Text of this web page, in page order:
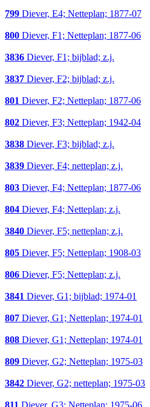
799 Diever, E4; Netteplan; 1877-07
800 Diever, F1; Netteplan; 1877-06
3836 Diever, F1; bijblad; z.j.
3837 Diever, F2; bijblad; z.j.
801 Diever, F2; Netteplan; 1877-06
802 Diever, F3; Netteplan; 1942-04
3838 Diever, F3; bijblad; z.j.
3839 Diever, F4; netteplan; z.j.
803 Diever, F4; Netteplan; 1877-06
804 Diever, F4; Netteplan; z.j.
3840 Diever, F5; netteplan; z.j.
805 Diever, F5; Netteplan; 1908-03
806 Diever, F5; Netteplan; z.j.
3841 Diever, G1; bijblad; 1974-01
807 Diever, G1; Netteplan; 1974-01
808 Diever, G1; Netteplan; 1974-01
809 Diever, G2; Netteplan; 1975-03
3842 Diever, G2; netteplan; 1975-03